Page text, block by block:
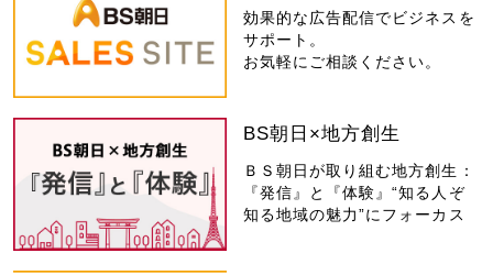
効果的な広告配信でビジネスを
サポート。
お気軽にご相談ください。
BS朝日×地方創生
ＢＳ朝日が取り組む地方創生：
『発信』と『体験』“知る人ぞ
知る地域の魅力”にフォーカス